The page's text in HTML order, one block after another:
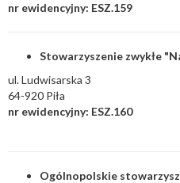
nr ewidencyjny: ESZ.159
Stowarzyszenie zwykłe
ul. Ludwisarska 3
64-920 Piła
nr ewidencyjny: ESZ.160
Ogólnopolskie